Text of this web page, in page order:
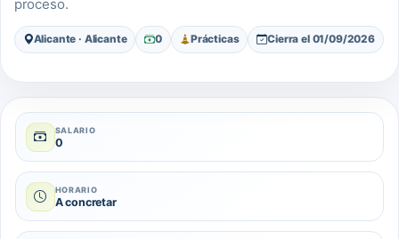
proceso.
Alicante · Alicante 0 Prácticas Cierra el 01/09/2026
SALARIO
0
HORARIO
A concretar